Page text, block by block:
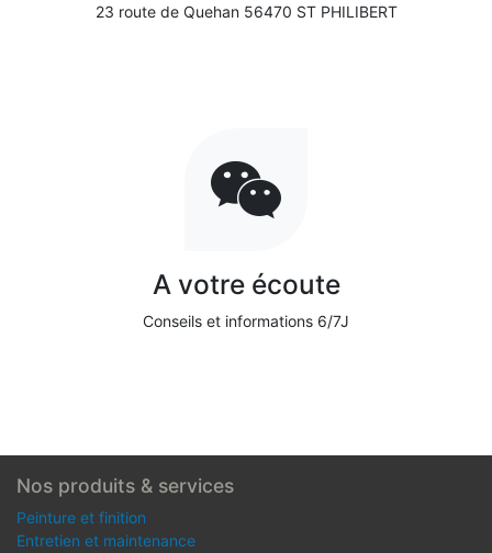
23 route de Quehan 56470 ST PHILIBERT
A votre écoute
Conseils et informations 6/7J
Nos produits & services
Peinture et finition
Entretien et maintenance